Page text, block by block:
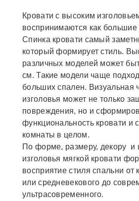
Кровати с высоким
воспринимаются как
Спинка кровати самый
который формирует стиль.
различных моделей может
см. Такие модели чаще
больших спален. Визуальная
изголовья может не только
повреждения, но и
функциональность кровати и
комнаты в целом.
По форме, размеру, декору и
изголовья мягкой кровати
восприятие стиля спальни от
или средневекового до
ультрасовременного.